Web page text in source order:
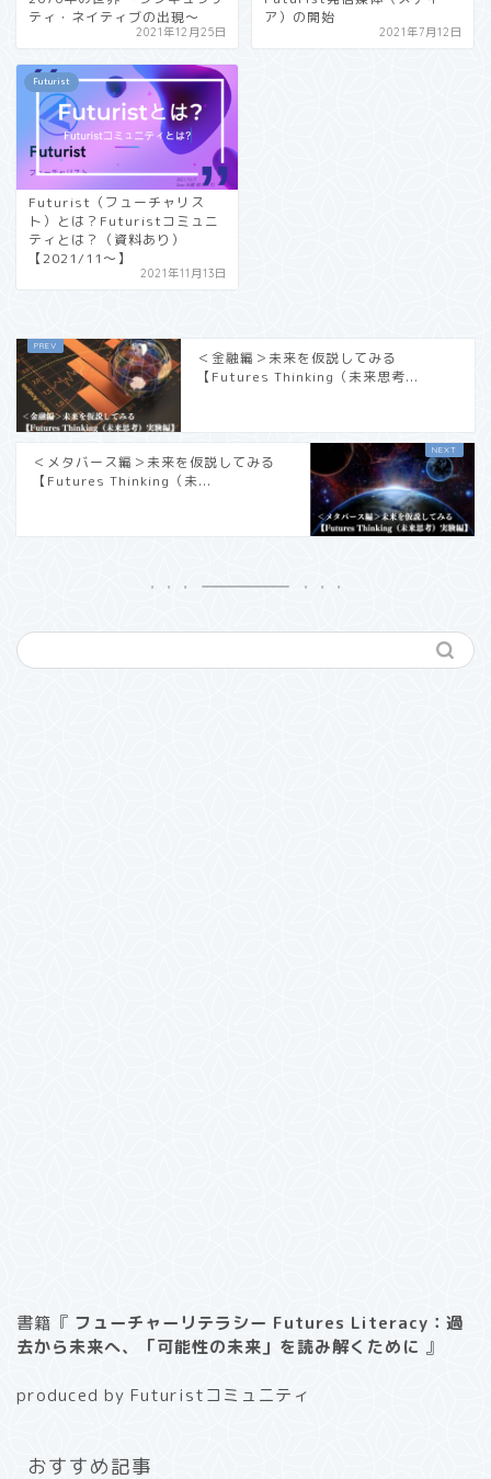
ティ・ネイティブの出現〜
2021年12月25日
ア）の開始
2021年7月12日
Futurist
Futurist（フューチャリス
ト）とは？Futuristコミュニ
ティとは？（資料あり）
【2021/11〜】
2021年11月13日
＜金融編＞未来を仮説してみる
【Futures Thinking（未来思考...
＜メタバース編＞未来を仮説してみる
【Futures Thinking（未...
書籍『 フューチャーリテラシー Futures Literacy：過
去から未来へ、「可能性の未来」を読み解くために 』
produced by Futuristコミュニティ
おすすめ記事